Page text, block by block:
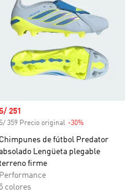
de venta
251
359 Precio original -30%
Chimpunes de fútbol Predator
Lengüeta plegable
firme
Performance
5 colores